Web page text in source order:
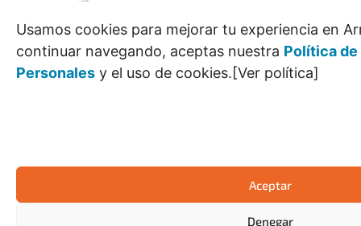
Usamos cookies para mejorar tu experiencia en
continuar navegando, aceptas nuestra Política
Personales y el uso de cookies.[Ver política]
Aceptar
Denegar